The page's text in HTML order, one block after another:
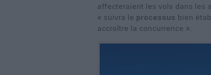
affecteraient les vols dans les
« suivra le processus bien
accroître la concurrence ».